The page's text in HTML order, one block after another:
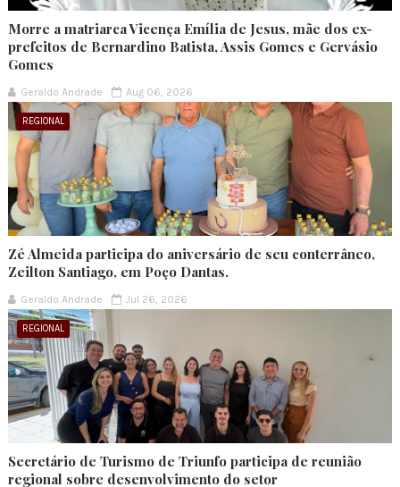
Morre a matriarca Vicença Emília de Jesus, mãe dos ex-
prefeitos de Bernardino Batista, Assis Gomes e Gervásio
Gomes
Geraldo Andrade Aug 06, 2026
REGIONAL
Zé Almeida participa do aniversário de seu conterrâneo,
Zeilton Santiago, em Poço Dantas.
Geraldo Andrade Jul 26, 2026
REGIONAL
Secretário de Turismo de Triunfo participa de reunião
regional sobre desenvolvimento do setor